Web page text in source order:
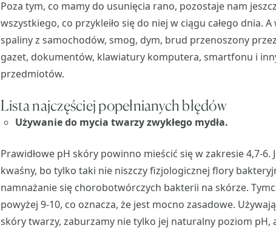
Poza tym, co mamy do usunięcia rano, pozostaje nam
wszystkiego, co przykleiło się do niej w ciągu całego dnia.
spaliny z samochodów, smog, dym, brud przenoszony
gazet, dokumentów, klawiatury komputera, smartfonu i
przedmiotów.
Lista najczęściej popełnianych błędów
Używanie do mycia twarzy zwykłego mydła.
Prawidłowe pH skóry powinno mieścić się w zakresie 4,7-6.
kwaśny, bo tylko taki nie niszczy fizjologicznej flory
namnażanie się chorobotwórczych bakterii na skórze.
powyżej 9-10, co oznacza, że jest mocno zasadowe.
skóry twarzy, zaburzamy nie tylko jej naturalny poziom pH,